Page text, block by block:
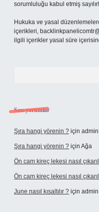
sorumluluğu kabul etmiş
Hukuka ve yasal
içerikleri,
ilgili içerikler yasal süre
Son yorumlar
Şıra hangi yörenin ? için admin
Şıra hangi yörenin ? için Ağa
Ön cam kireç lekesi nasıl
Ön cam kireç lekesi nasıl
June nasıl kısaltılır ? için admin